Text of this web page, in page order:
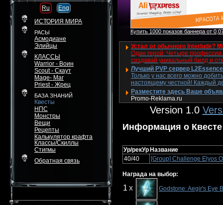
Ru
Eng
ИСТОРИЯ МИРА
РАСЫ
Асмодиане
Элийцы
КЛАССЫ
Warrior - Воин
Scout - Скаут
Mage- Маг
Priest - Жрец
БАЗА ЗНАНИЙ
Квесты
НПС
Монстры
Вещи
Рецепты
Калькулятор крафта
Классы/Скиллы
Стигмы
Обратная связь
Купить 1000 показов баннера от
Устал от обычного Interlude?
Один герой. Четыре
создавай уникальный билд и
Лучший PVP сервер
Только у нас всего можно
настоящему честной! Каждый
Разместите здесь Ваше
Promo-Reklama.ru
Version 1.0
Информация о Квесте
Ур/рекУр Название
40/40
[Group] Challenge Elyos
Награда на выбор:
1 X Godstone: Aegir's Eye